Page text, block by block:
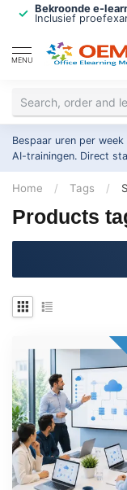
Bekroonde e-
Inclusief
MENU
Bespaar uren per
AI-trainingen. Direct
Home / Tags /
Products